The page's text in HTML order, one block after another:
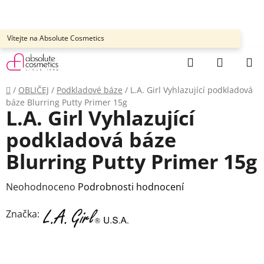
obsah
Vítejte na Absolute Cosmetics
Hledat
Domů
/ OBLIČEJ / Podkladové báze / L.A. Girl Vyhlazující podkladová
báze Blurring Putty Primer 15g
L.A. Girl Vyhlazující
podkladová báze
Blurring Putty Primer 15g
Průměrné
produktu
Neohodnoceno Podrobnosti hodnocení
Značka: